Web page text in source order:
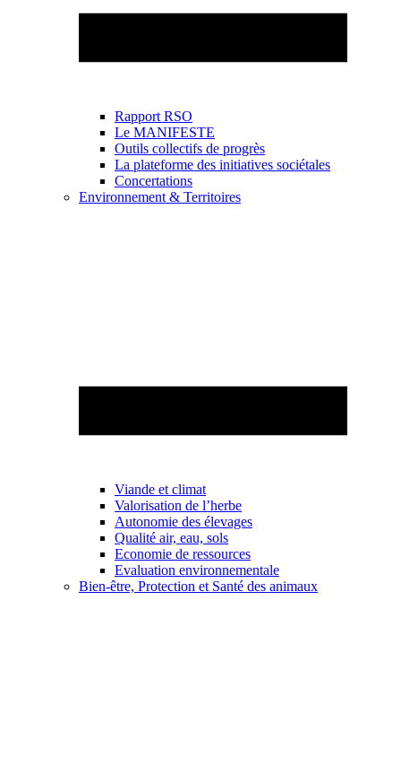
Rapport RSO
Le MANIFESTE
Outils collectifs de progrès
La plateforme des initiatives sociétales
Concertations
Environnement & Territoires
Viande et climat
Valorisation de l’herbe
Autonomie des élevages
Qualité air, eau, sols
Economie de ressources
Evaluation environnementale
Bien-être, Protection et Santé des animaux